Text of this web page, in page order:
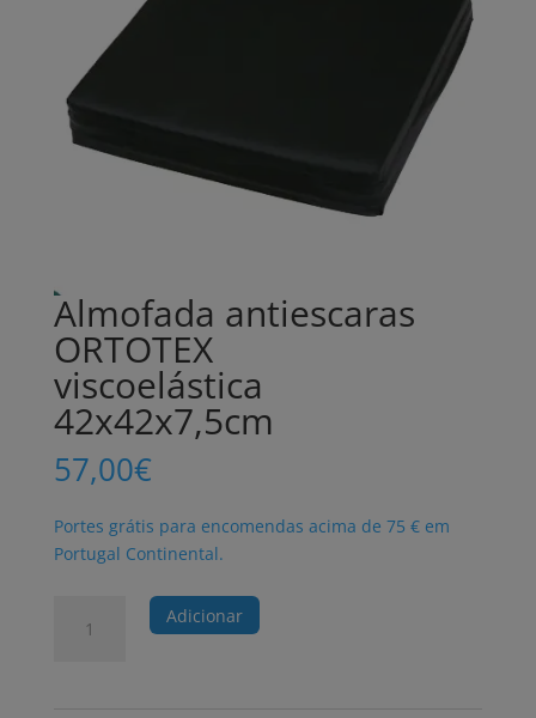
Almofada antiescaras
ORTOTEX
viscoelástica
42x42x7,5cm
57,00€
Portes grátis para encomendas acima de 75 € em
Portugal Continental.
Adicionar